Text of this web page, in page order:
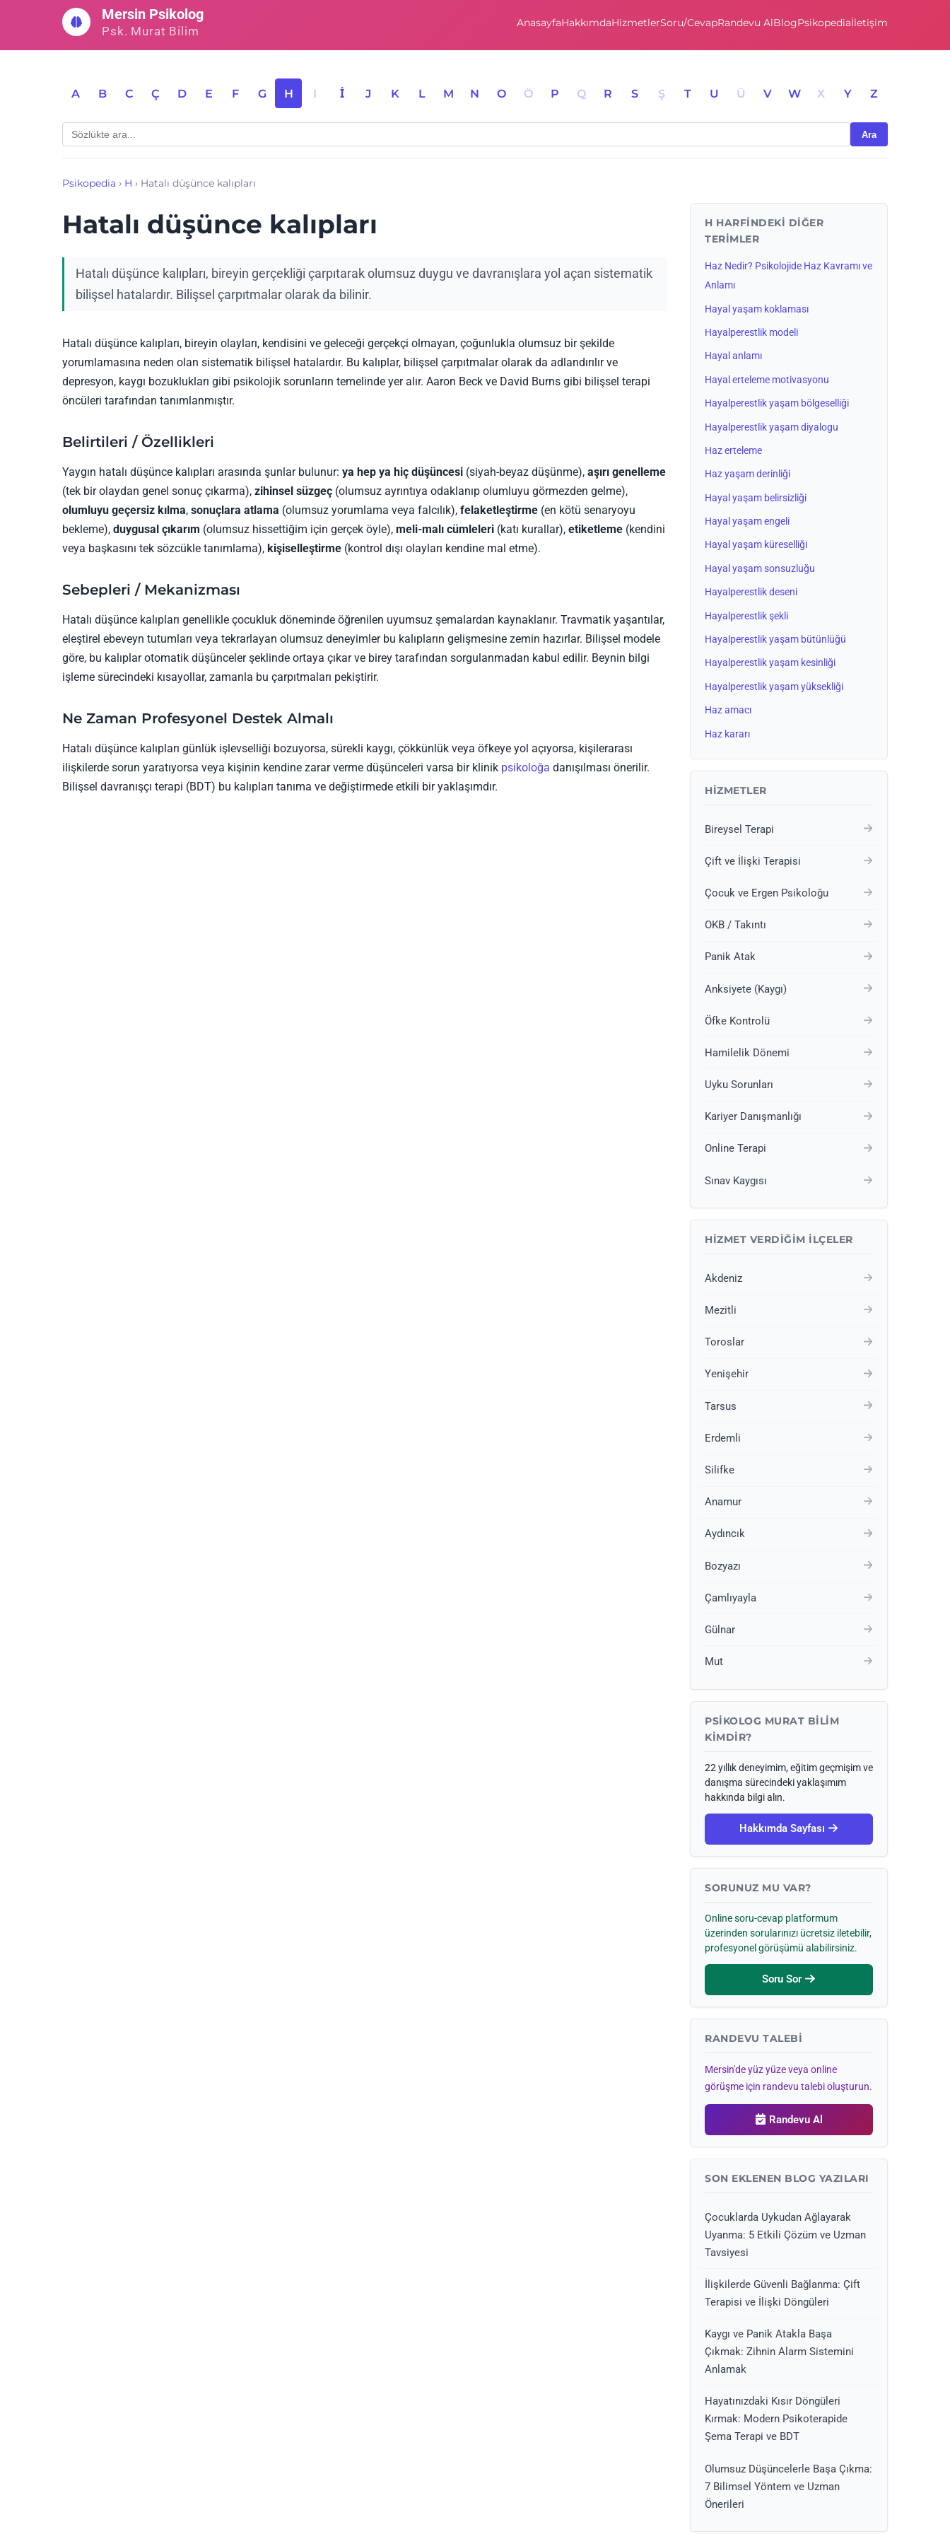
Mersin Psikolog
Psk. Murat Bilim
AnasayfaHakkımdaHizmetlerSoru/CevapRandevu AlBlogPsikopediaİletişim
A B C Ç D E F G H I İ J K L M N O Ö P Q R S Ş T U Ü V W X Y Z
Ara
Psikopedia › H › Hatalı düşünce kalıpları
Hatalı düşünce kalıpları
Hatalı düşünce kalıpları, bireyin gerçekliği çarpıtarak olumsuz duygu ve davranışlara yol açan sistematik
bilişsel hatalardır. Bilişsel çarpıtmalar olarak da bilinir.
Hatalı düşünce kalıpları, bireyin olayları, kendisini ve geleceği gerçekçi olmayan, çoğunlukla olumsuz bir şekilde
yorumlamasına neden olan sistematik bilişsel hatalardır. Bu kalıplar, bilişsel çarpıtmalar olarak da adlandırılır ve
depresyon, kaygı bozuklukları gibi psikolojik sorunların temelinde yer alır. Aaron Beck ve David Burns gibi bilişsel terapi
öncüleri tarafından tanımlanmıştır.
Belirtileri / Özellikleri
Yaygın hatalı düşünce kalıpları arasında şunlar bulunur: ya hep ya hiç düşüncesi (siyah-beyaz düşünme), aşırı genelleme
(tek bir olaydan genel sonuç çıkarma), zihinsel süzgeç (olumsuz ayrıntıya odaklanıp olumluyu görmezden gelme),
olumluyu geçersiz kılma, sonuçlara atlama (olumsuz yorumlama veya falcılık), felaketleştirme (en kötü senaryoyu
bekleme), duygusal çıkarım (olumsuz hissettiğim için gerçek öyle), meli-malı cümleleri (katı kurallar), etiketleme (kendini
veya başkasını tek sözcükle tanımlama), kişiselleştirme (kontrol dışı olayları kendine mal etme).
Sebepleri / Mekanizması
Hatalı düşünce kalıpları genellikle çocukluk döneminde öğrenilen uyumsuz şemalardan kaynaklanır. Travmatik yaşantılar,
eleştirel ebeveyn tutumları veya tekrarlayan olumsuz deneyimler bu kalıpların gelişmesine zemin hazırlar. Bilişsel modele
göre, bu kalıplar otomatik düşünceler şeklinde ortaya çıkar ve birey tarafından sorgulanmadan kabul edilir. Beynin bilgi
işleme sürecindeki kısayollar, zamanla bu çarpıtmaları pekiştirir.
Ne Zaman Profesyonel Destek Almalı
Hatalı düşünce kalıpları günlük işlevselliği bozuyorsa, sürekli kaygı, çökkünlük veya öfkeye yol açıyorsa, kişilerarası
ilişkilerde sorun yaratıyorsa veya kişinin kendine zarar verme düşünceleri varsa bir klinik psikoloğa danışılması önerilir.
Bilişsel davranışçı terapi (BDT) bu kalıpları tanıma ve değiştirmede etkili bir yaklaşımdır.
H HARFINDEKI DIĞER
TERIMLER
Haz Nedir? Psikolojide Haz Kavramı ve
Anlamı
Hayal yaşam koklaması
Hayalperestlik modeli
Hayal anlamı
Hayal erteleme motivasyonu
Hayalperestlik yaşam bölgeselliği
Hayalperestlik yaşam diyalogu
Haz erteleme
Haz yaşam derinliği
Hayal yaşam belirsizliği
Hayal yaşam engeli
Hayal yaşam küreselliği
Hayal yaşam sonsuzluğu
Hayalperestlik deseni
Hayalperestlik şekli
Hayalperestlik yaşam bütünlüğü
Hayalperestlik yaşam kesinliği
Hayalperestlik yaşam yüksekliği
Haz amacı
Haz kararı
HIZMETLER
Bireysel Terapi
Çift ve İlişki Terapisi
Çocuk ve Ergen Psikoloğu
OKB / Takıntı
Panik Atak
Anksiyete (Kaygı)
Öfke Kontrolü
Hamilelik Dönemi
Uyku Sorunları
Kariyer Danışmanlığı
Online Terapi
Sınav Kaygısı
HIZMET VERDIĞIM İLÇELER
Akdeniz
Mezitli
Toroslar
Yenişehir
Tarsus
Erdemli
Silifke
Anamur
Aydıncık
Bozyazı
Çamlıyayla
Gülnar
Mut
PSIKOLOG MURAT BILIM
KIMDIR?
22 yıllık deneyimim, eğitim geçmişim ve
danışma sürecindeki yaklaşımım
hakkında bilgi alın.
Hakkımda Sayfası
SORUNUZ MU VAR?
Online soru-cevap platformum
üzerinden sorularınızı ücretsiz iletebilir,
profesyonel görüşümü alabilirsiniz.
Soru Sor
RANDEVU TALEBI
Mersin'de yüz yüze veya online
görüşme için randevu talebi oluşturun.
Randevu Al
SON EKLENEN BLOG YAZILARI
Çocuklarda Uykudan Ağlayarak
Uyanma: 5 Etkili Çözüm ve Uzman
Tavsiyesi
İlişkilerde Güvenli Bağlanma: Çift
Terapisi ve İlişki Döngüleri
Kaygı ve Panik Atakla Başa
Çıkmak: Zihnin Alarm Sistemini
Anlamak
Hayatınızdaki Kısır Döngüleri
Kırmak: Modern Psikoterapide
Şema Terapi ve BDT
Olumsuz Düşüncelerle Başa Çıkma:
7 Bilimsel Yöntem ve Uzman
Önerileri